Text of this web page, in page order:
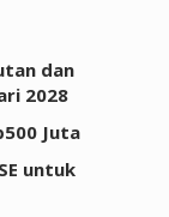
dan
2028
Juta
untuk